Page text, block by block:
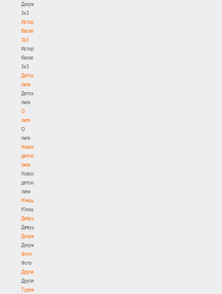
Документы
3х3
История
баскетбола
3х3
История
баскетбола
3х3
Детская
лига
Детская
лига
О
лиге
О
лиге
Новости
детской
лиги
Новости
детской
лиги
Юноши
Юноши
Девушки
Девушки
Документы
Документы
Фото
Фото
Другие
Другие
Турнир